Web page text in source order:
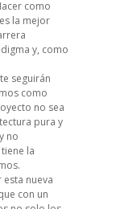
como
la mejor
y, como
seguirán
como
no sea
pura y
no
la
nueva
con un